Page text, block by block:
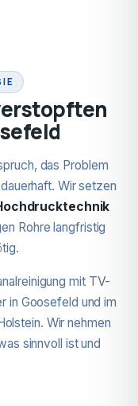
das Problem
Wir setzen
Rohre langfristig
mit TV-
in Goosefeld und im
Wir nehmen
sinnvoll ist und